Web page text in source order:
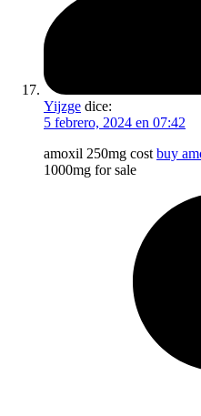
Yijzge dice:
5 febrero, 2024 en 07:42
amoxil 250mg cost buy
1000mg for sale